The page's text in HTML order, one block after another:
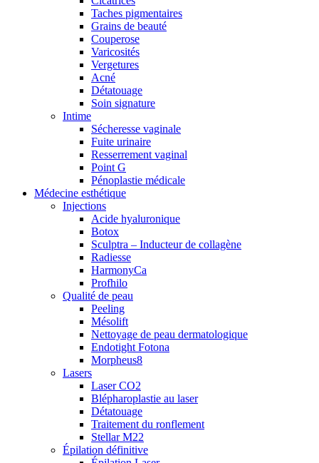
Taches pigmentaires
Grains de beauté
Couperose
Varicosités
Vergetures
Acné
Détatouage
Soin signature
Intime
Sécheresse vaginale
Fuite urinaire
Resserrement vaginal
Point G
Pénoplastie médicale
Médecine esthétique
Injections
Acide hyaluronique
Botox
Sculptra – Inducteur de collagène
Radiesse
HarmonyCa
Profhilo
Qualité de peau
Peeling
Mésolift
Nettoyage de peau dermatologique
Endotight Fotona
Morpheus8
Lasers
Laser CO2
Blépharoplastie au laser
Détatouage
Traitement du ronflement
Stellar M22
Épilation définitive